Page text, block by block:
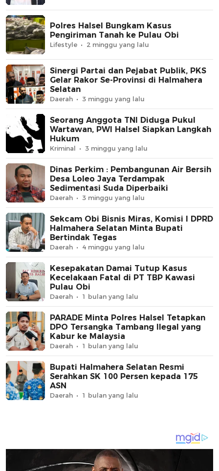
Polres Halsel Bungkam Kasus
Pengiriman Tanah ke Pulau Obi
Lifestyle 2 minggu yang lalu
Sinergi Partai dan Pejabat Publik, PKS
Gelar Rakor Se-Provinsi di Halmahera
Selatan
Daerah 3 minggu yang lalu
Seorang Anggota TNI Diduga Pukul
Wartawan, PWI Halsel Siapkan Langkah
Hukum
Kriminal 3 minggu yang lalu
Dinas Perkim : Pembangunan Air Bersih
Desa Loleo Jaya Terdampak
Sedimentasi Suda Diperbaiki
Daerah 3 minggu yang lalu
Sekcam Obi Bisnis Miras, Komisi I DPRD
Halmahera Selatan Minta Bupati
Bertindak Tegas
Daerah 4 minggu yang lalu
Kesepakatan Damai Tutup Kasus
Kecelakaan Fatal di PT TBP Kawasi
Pulau Obi
Daerah 1 bulan yang lalu
PARADE Minta Polres Halsel Tetapkan
DPO Tersangka Tambang Ilegal yang
Kabur ke Malaysia
Daerah 1 bulan yang lalu
Bupati Halmahera Selatan Resmi
Serahkan SK 100 Persen kepada 175
ASN
Daerah 1 bulan yang lalu